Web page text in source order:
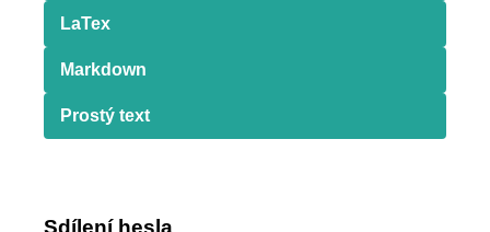
LaTex
Markdown
Prostý text
Sdílení hesla